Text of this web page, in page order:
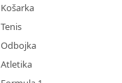
Košarka
Tenis
Odbojka
Atletika